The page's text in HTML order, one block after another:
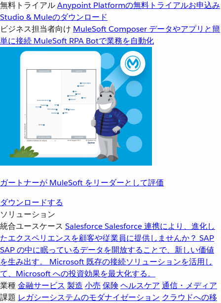
無料トライアルAnypoint Platformの無料トライアルお申込み
Studio & Muleのダウンロード
ビジネス担当者向け MuleSoft Composer データやアプリと簡
単に接続 MuleSoft RPA Botで業務を自動化
ガートナーが MuleSoft をリーダーとして評価
ダウンロードする
ソリューション
統合ユースケース SalesforceSalesforce 連携により、進化し
たエクスペリエンスを顧客や従業員に提供しませんか？ SAP
SAP の中に眠っているデータを開放することで、新しい価値
を生み出す。
Microsoft 既存の接続ソリューションを活用し
て、Microsoft への投資効果を最大化する。
業種金融サービス 製造 小売 保険 ヘルスケア 通信・メディア
課題 レガシーシステムのモダナイゼーション クラウドへの移